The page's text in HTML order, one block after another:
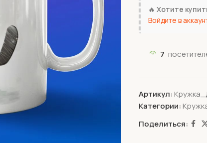
🔥 Хотите
Войдите в
7
Артикул:
Категории:
Поделиться: